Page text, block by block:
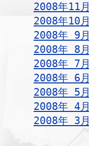
2008年11月
2008年10月
2008年 9月
2008年 8月
2008年 7月
2008年 6月
2008年 5月
2008年 4月
2008年 3月